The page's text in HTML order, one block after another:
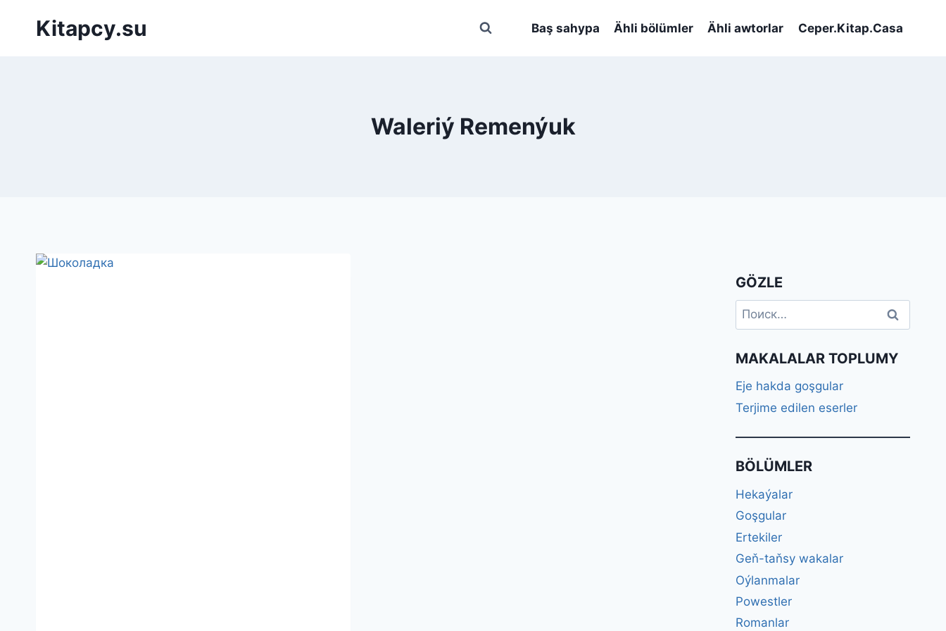
Kitapcy.su Baş sahypa Ähli bölümler Ähli awtorlar Ceper.Kitap.Casa
Waleriý Remenýuk
GÖZLE
Найти:
MAKALALAR TOPLUMY
Eje hakda goşgular
Terjime edilen eserler
BÖLÜMLER
Hekaýalar
Goşgular
Ertekiler
Geň-taňsy wakalar
Oýlanmalar
Powestler
Romanlar